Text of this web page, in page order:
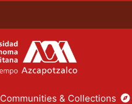
Communities & Collections